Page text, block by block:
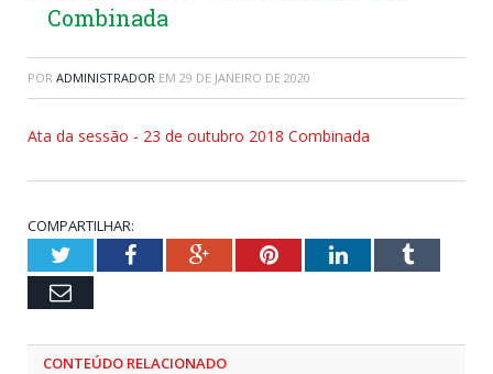
Combinada
POR ADMINISTRADOR EM 29 DE JANEIRO DE 2020
Ata da sessão - 23 de outubro 2018 Combinada
COMPARTILHAR:
TwitterFacebookGoogle+PinterestLinkedInTumblr
Email
CONTEÚDO RELACIONADO